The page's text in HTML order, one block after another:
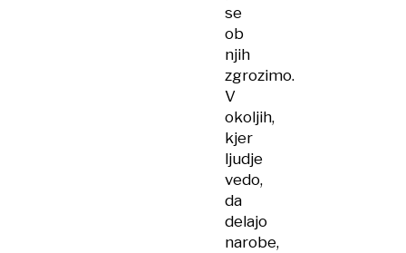
se
ob
njih
zgrozimo.
V
okoljih,
kjer
ljudje
vedo,
da
delajo
narobe,